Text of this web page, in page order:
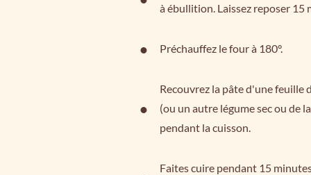
à ébullition. Laissez reposer 15
Préchauffez le four à 180°.
Recouvrez la pâte d'une feuille
(ou un autre légume sec ou de
pendant la cuisson.
Faites cuire pendant 15